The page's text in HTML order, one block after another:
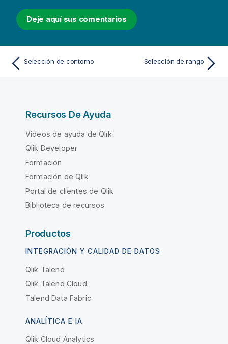
Deje aquí sus comentarios
Selección de contorno Selección de rango
Recursos De Ayuda
Vídeos de ayuda de Qlik
Qlik Developer
Formación
Formación de Qlik
Portal de clientes de Qlik
Biblioteca de recursos
Productos
INTEGRACIÓN Y CALIDAD DE DATOS
Qlik Talend
Qlik Talend Cloud
Talend Data Fabric
ANALÍTICA E IA
Qlik Cloud Analytics